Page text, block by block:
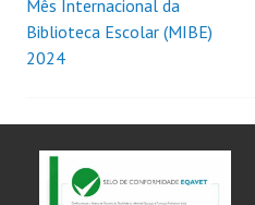
Mês Internacional da
Biblioteca Escolar (MIBE)
2024